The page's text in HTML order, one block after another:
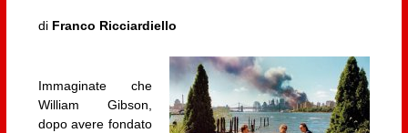
di Franco Ricciardiello
Immaginate che
William Gibson,
dopo avere fondato